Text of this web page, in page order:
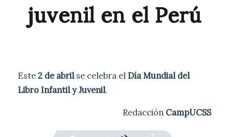
juvenil en el Perú
Este2 de abrilse celebra elDía Mundial del
Libro Infantil y Juvenil.
Redacción CampUCSS